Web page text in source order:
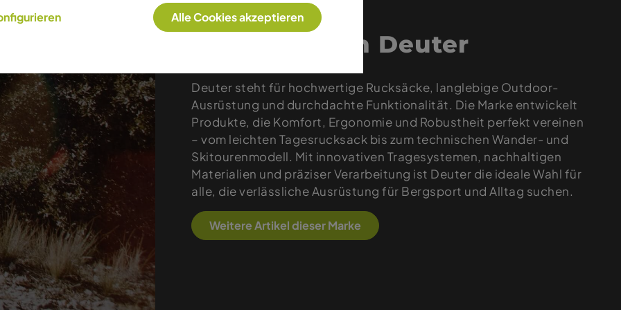
Produkte von Deuter
Deuter steht für hochwertige Rucksäcke, langlebige Outdoor-
Ausrüstung und durchdachte Funktionalität. Die Marke entwickelt
Produkte, die Komfort, Ergonomie und Robustheit perfekt vereinen
– vom leichten Tagesrucksack bis zum technischen Wander- und
Skitourenmodell. Mit innovativen Tragesystemen, nachhaltigen
Materialien und präziser Verarbeitung ist Deuter die ideale Wahl für
alle, die verlässliche Ausrüstung für Bergsport und Alltag suchen.
Weitere Artikel dieser Marke
Alle Cookies akzeptieren